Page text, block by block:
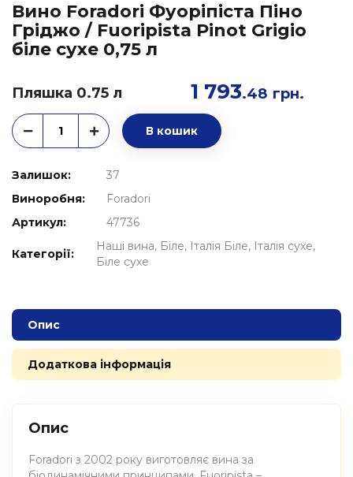
Вино Foradori Фуоріпіста Піно
Гріджо / Fuoripista Pinot Grigio
біле сухе 0,75 л
Пляшка 0.75 л 1 793.48 грн.
В кошик
Залишок:
37
Виноробня:
Foradori
Артикул:
47736
Категорії:
Наші вина Біле Італія Біле Італія сухе
Біле сухе
Опис
Додаткова інформація
Опис
Foradori з 2002 року виготовляє вина за